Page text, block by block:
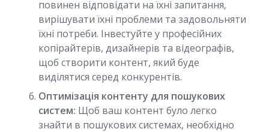
повинен відповідати на їхні запитання,
вирішувати їхні проблеми та задовольняти
їхні потреби. Інвестуйте у професійних
копірайтерів, дизайнерів та відеографів,
щоб створити контент, який буде
виділятися серед конкурентів.
Оптимізація контенту для пошукових
систем: Щоб ваш контент було легко
знайти в пошукових системах, необхідно